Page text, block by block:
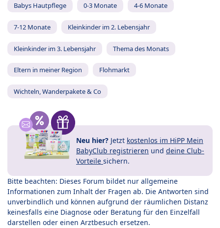
Babys Hautpflege 0-3 Monate 4-6 Monate
7-12 Monate Kleinkinder im 2. Lebensjahr
Kleinkinder im 3. Lebensjahr Thema des Monats
Eltern in meiner Region Flohmarkt
Wichteln, Wanderpakete & Co
Neu hier? Jetzt kostenlos im HiPP Mein
BabyClub registrieren und deine Club-
Vorteile sichern.
Bitte beachten: Dieses Forum bildet nur allgemeine
Informationen zum Inhalt der Fragen ab. Die Antworten sind
unverbindlich und können aufgrund der räumlichen Distanz
keinesfalls eine Diagnose oder Beratung für den Einzelfall
darstellen oder einen Arztbesuch ersetzen.